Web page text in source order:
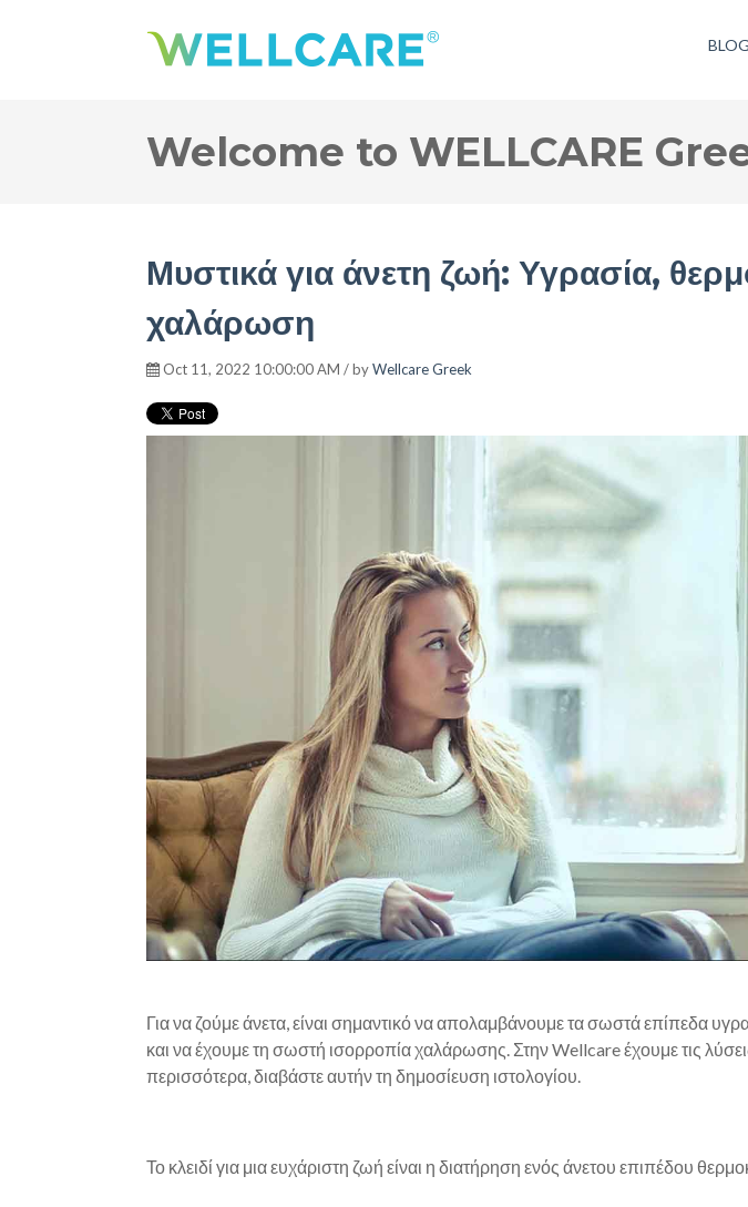
BLOG
Welcome to WELLCARE
Μυστικά για άνετη ζωή: Υγρασία,
χαλάρωση
Oct 11, 2022 10:00:00 AM / byWellcare Greek
Για να ζούμε άνετα, είναι σημαντικό να απολαμβάνουμε τα σωστά επίπεδα
και να έχουμε τη σωστή ισορροπία χαλάρωσης. Στην Wellcare έχουμε τις
περισσότερα, διαβάστε αυτήν τη δημοσίευση ιστολογίου.
Το κλειδί για μια ευχάριστη ζωή είναι η διατήρηση ενός άνετου επιπέδου